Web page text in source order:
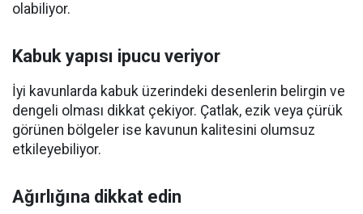
olabiliyor.
Kabuk yapısı ipucu veriyor
İyi kavunlarda kabuk üzerindeki desenlerin belirgin ve
dengeli olması dikkat çekiyor. Çatlak, ezik veya çürük
görünen bölgeler ise kavunun kalitesini olumsuz
etkileyebiliyor.
Ağırlığına dikkat edin